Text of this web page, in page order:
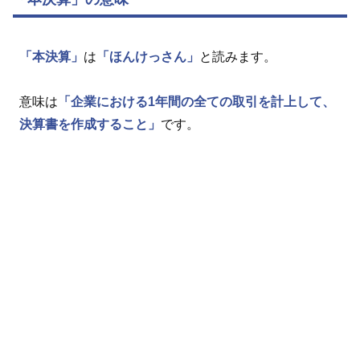
「本決算」 は 「ほんけっさん」 と読みます。
意味は 「企業における1年間の全ての取引を計上して、
決算書を作成すること」 です。